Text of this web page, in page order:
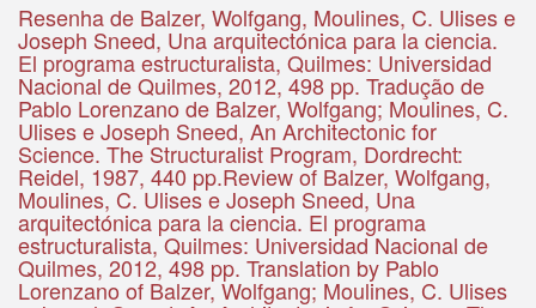
Resenha de Balzer, Wolfgang, Moulines, C. Ulises e
Joseph Sneed, Una arquitectónica para la ciencia.
El programa estructuralista, Quilmes: Universidad
Nacional de Quilmes, 2012, 498 pp. Tradução de
Pablo Lorenzano de Balzer, Wolfgang; Moulines, C.
Ulises e Joseph Sneed, An Architectonic for
Science. The Structuralist Program, Dordrecht:
Reidel, 1987, 440 pp.Review of Balzer, Wolfgang,
Moulines, C. Ulises e Joseph Sneed, Una
arquitectónica para la ciencia. El programa
estructuralista, Quilmes: Universidad Nacional de
Quilmes, 2012, 498 pp. Translation by Pablo
Lorenzano of Balzer, Wolfgang; Moulines, C. Ulises